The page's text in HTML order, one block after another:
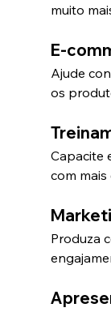
muito
E-
Ajude
os
Capacite
com mais
Produza